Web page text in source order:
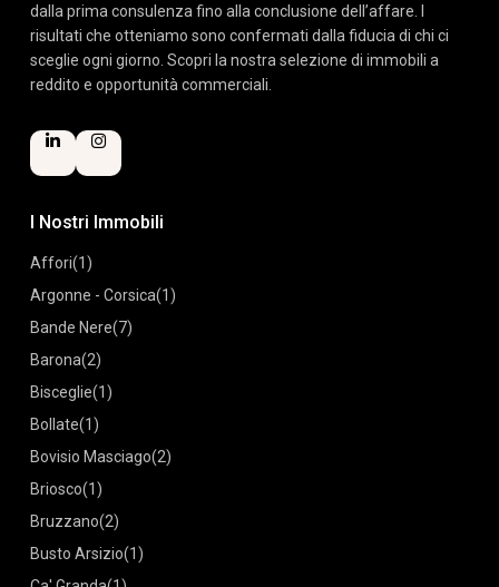
dalla prima consulenza fino alla conclusione dell’affare. I
risultati che otteniamo sono confermati dalla fiducia di chi ci
sceglie ogni giorno. Scopri la nostra selezione di immobili a
reddito e opportunità commerciali.
I Nostri Immobili
Affori(1)
Argonne - Corsica(1)
Bande Nere(7)
Barona(2)
Bisceglie(1)
Bollate(1)
Bovisio Masciago(2)
Briosco(1)
Bruzzano(2)
Busto Arsizio(1)